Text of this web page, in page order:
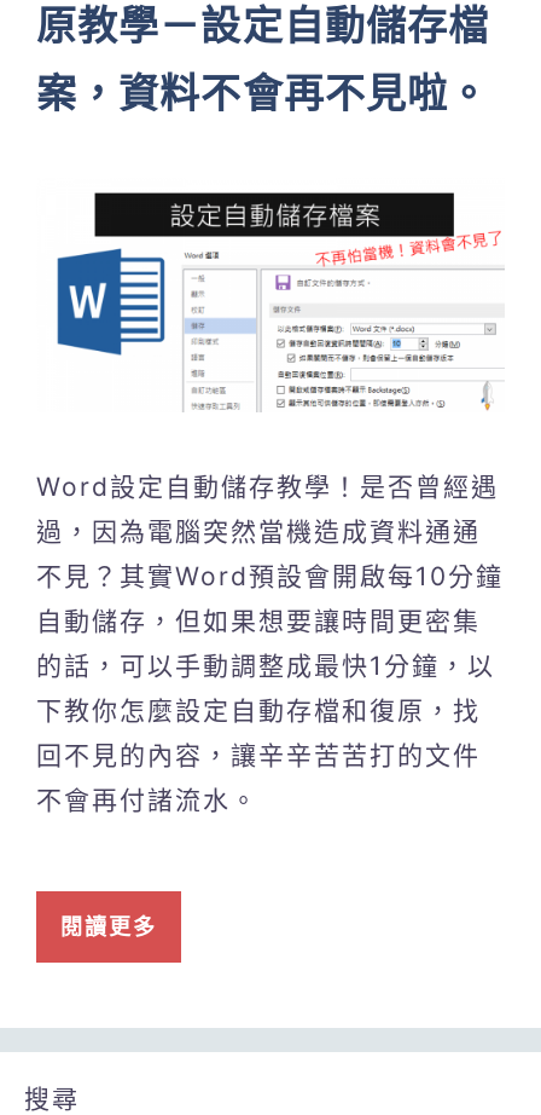
原教學－設定自動儲存檔
案，資料不會再不見啦。
Word設定自動儲存教學！是否曾經遇
過，因為電腦突然當機造成資料通通
不見？其實Word預設會開啟每10分鐘
自動儲存，但如果想要讓時間更密集
的話，可以手動調整成最快1分鐘，以
下教你怎麼設定自動存檔和復原，找
回不見的內容，讓辛辛苦苦打的文件
不會再付諸流水。
閱讀更多
搜尋